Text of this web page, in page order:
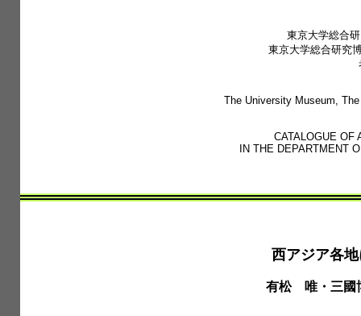
東京大学総合
東京大学総合研究
The University Museum,
CATALOGUE OF
IN THE DEPARTMENT
西アジア各
有松 唯・三國